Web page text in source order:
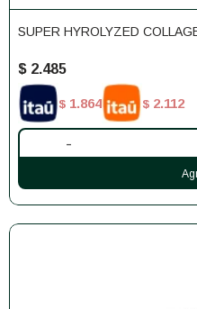
SUPER HYROLYZED
$ 2.485
$ 1.864 $ 2.112
-